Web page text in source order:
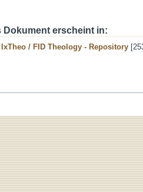
Dokument erscheint in:
IxTheo / FID Theology - Repository